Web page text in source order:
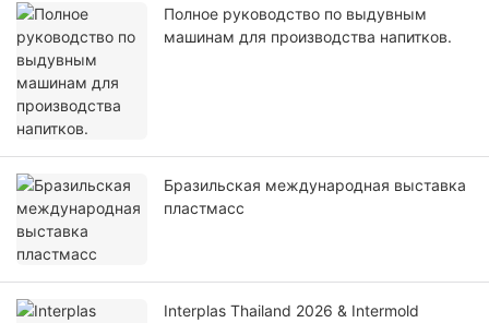
Полное руководство по выдувным
машинам для производства напитков.
Бразильская международная выставка
пластмасс
Interplas Thailand 2026 & Intermold